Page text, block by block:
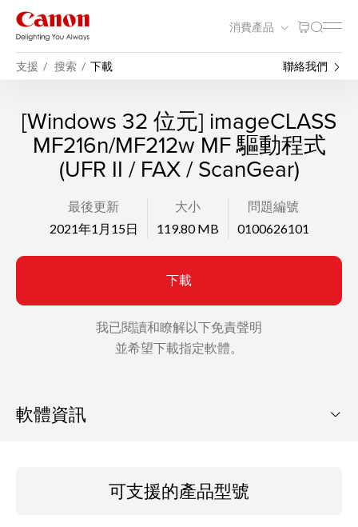
消費產品
支援 搜索 下載 聯絡我們
[Windows 32 位元] imageCLASS
MF216n/MF212w MF 驅動程式
(UFR II / FAX / ScanGear)
最後更新
2021年1月15日
大小
119.80 MB
問題編號
0100626101
下載
我已閱讀和瞭解以下免責聲明
並希望下載指定軟體。
軟體資訊
可支援的產品型號